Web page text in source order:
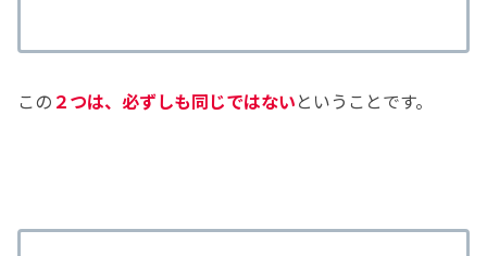
この ２つは、必ずしも同じではないということです。